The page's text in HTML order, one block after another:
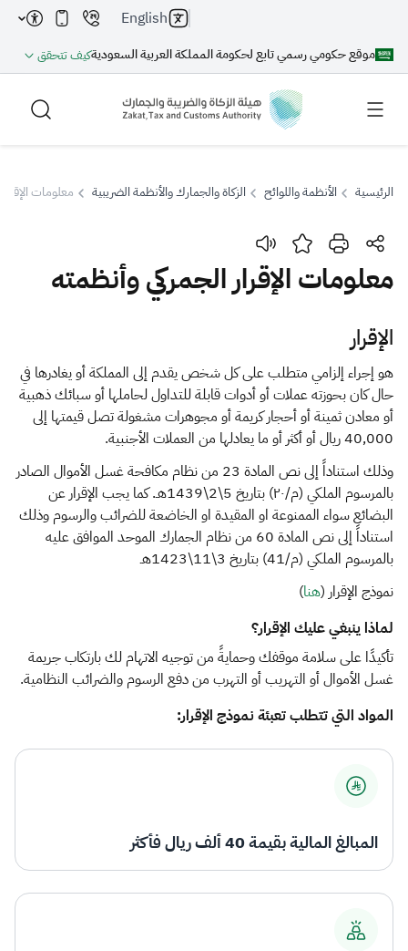
موقع حكومي رسمي تابع لحكومة المملكة العربية السعوديةكيف تتحقق
English
بحث
اقتراحات
الزكاة الجمارك
ضريبة القيمة المضافة
الإقرار الضريبي
التصرفات العقارية
الرئيسية الأنظمة واللوائح الزكاة والجمارك والأنظمة الضريبية معلومات
معلومات الإقرار الجمركي وأنظمته
الإقرار
هو إجراء إلزامي متطلب على كل شخص يقدم إلى المملكة أو يغادرها في
حال كان بحوزته عملات أو أدوات قابلة للتداول لحاملها أو سبائك ذهبية
أو معادن ثمينة أو أحجار كريمة أو مجوهرات مشغولة تصل قيمتها إلى
40,000 ريال أو أكثر أو ما يعادلها من العملات الأجنبية.
وذلك استناداً إلى نص المادة 23 من نظام مكافحة غسل الأموال الصادر
بالمرسوم الملكي (م/٢٠) بتاريخ 5\2\1439هـ. كما يجب الإقرار عن
البضائع سواء الممنوعة او المقيدة او الخاضعة للضرائب والرسوم وذلك
استناداً إلى نص المادة 60 من نظام الجمارك الموحد الموافق عليه
بالمرسوم الملكي (م/41) بتاريخ 3\11\1423هـ
نموذج الإقرار (هنا)
لماذا ينبغي عليك الإقرار؟
تأكيدًا على سلامة موقفك وحمايةً من توجيه الاتهام لك بارتكاب جريمة
غسل الأموال أو التهريب أو التهرب من دفع الرسوم والضرائب النظامية.
المواد التي تتطلب تعبئة نموذج الإقرار:
المبالغ المالية بقيمة 40 ألف ريال فأكثر